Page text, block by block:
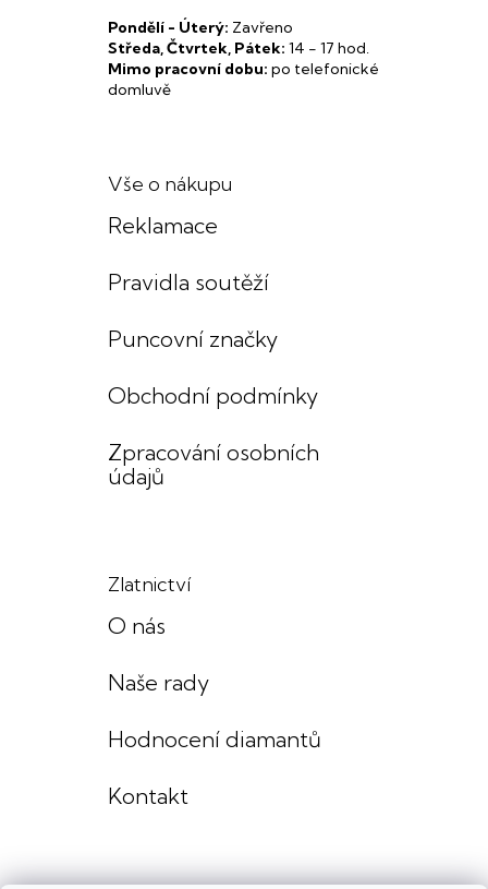
Pondělí - Úterý: Zavřeno
Středa, Čtvrtek, Pátek: 14 - 17 hod.
Mimo pracovní dobu: po telefonické
domluvě
Vše o nákupu
Reklamace
Pravidla soutěží
Puncovní značky
Obchodní podmínky
Zpracování osobních
údajů
Zlatnictví
O nás
Naše rady
Hodnocení diamantů
Kontakt